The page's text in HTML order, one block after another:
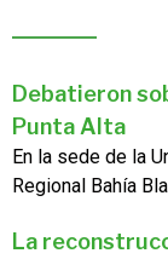
Debatieron
Punta Alta
En la sede de la
Regional Bahía
La